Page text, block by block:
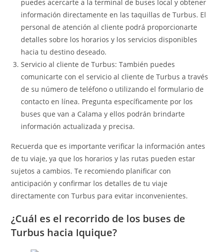
puedes acercarte a la terminal de buses local y obtener
información directamente en las taquillas de Turbus. El
personal de atención al cliente podrá proporcionarte
detalles sobre los horarios y los servicios disponibles
hacia tu destino deseado.
Servicio al cliente de Turbus: También puedes
comunicarte con el servicio al cliente de Turbus a través
de su número de teléfono o utilizando el formulario de
contacto en línea. Pregunta específicamente por los
buses que van a Calama y ellos podrán brindarte
información actualizada y precisa.
Recuerda que es importante verificar la información antes
de tu viaje, ya que los horarios y las rutas pueden estar
sujetos a cambios. Te recomiendo planificar con
anticipación y confirmar los detalles de tu viaje
directamente con Turbus para evitar inconvenientes.
¿Cuál es el recorrido de los buses de
Turbus hacia Iquique?